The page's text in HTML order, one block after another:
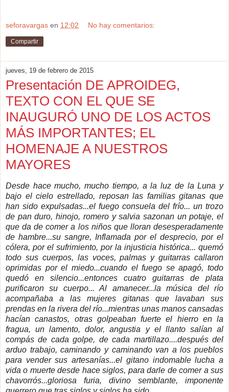
seforavargas en 12:02 No hay comentarios:
Compartir
jueves, 19 de febrero de 2015
Presentación DE APROIDEG,
TEXTO CON EL QUE SE
INAUGURÓ UNO DE LOS ACTOS
MÁS IMPORTANTES; EL
HOMENAJE A NUESTROS
MAYORES
Desde hace mucho, mucho tiempo, a la luz de la Luna y
bajo el cielo estrellado, reposan las familias gitanas que
han sido expulsadas...el fuego consuela del frío... un trozo
de pan duro, hinojo, romero y salvia sazonan un potaje, el
que da de comer a los niños que lloran desesperadamente
de hambre...su sangre, Inflamada por el desprecio, por el
cólera, por el sufrimiento, por la injusticia histórica... quemó
todo sus cuerpos, las voces, palmas y guitarras callaron
oprimidas por el miedo...cuando el fuego se apagó, todo
quedó en silencio...entonces cuatro guitarras de plata
purificaron su cuerpo... Al amanecer...la música del río
acompañaba a las mujeres gitanas que lavaban sus
prendas en la rivera del río...mientras unas manos cansadas
hacían canastos, otras golpeaban fuerte el hierro en la
fragua, un lamento, dolor, angustia y el llanto salían al
compás de cada golpe, de cada martillazo....después del
arduo trabajo, caminando y caminando van a los pueblos
para vender sus artesanías...el gitano indomable lucha a
vida o muerte desde hace siglos, para darle de comer a sus
chavorrós...gloriosa furia, divino semblante, imponente